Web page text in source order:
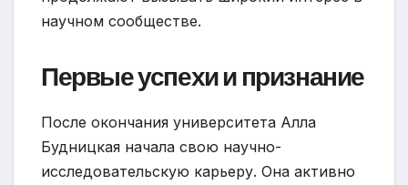
научном сообществе.
Первые успехи и признание
После окончания университета Алла
Будницкая начала свою научно-
исследовательскую карьеру. Она активно